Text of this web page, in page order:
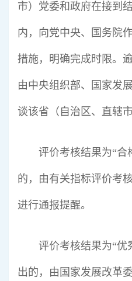
市）党委和政府在接到
内，向党中央、国务院
措施，明确完成时限。
由中央组织部、国家发
谈该省（自治区、直辖
评价考核结果为“合
的，由有关指标评价考
进行通报提醒。
评价考核结果为“优
出的，由国家发展改革